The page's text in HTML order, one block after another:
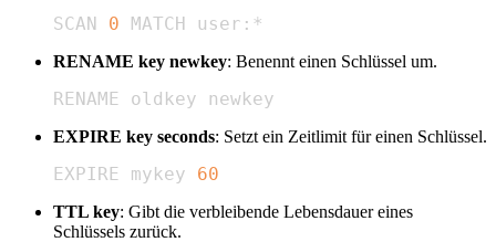
SCAN 0 MATCH user:*
RENAME key newkey: Benennt einen Schlüssel um.
RENAME oldkey newkey
EXPIRE key seconds: Setzt ein Zeitlimit für einen Schlüssel.
EXPIRE mykey 60
TTL key: Gibt die verbleibende Lebensdauer eines
Schlüssels zurück.